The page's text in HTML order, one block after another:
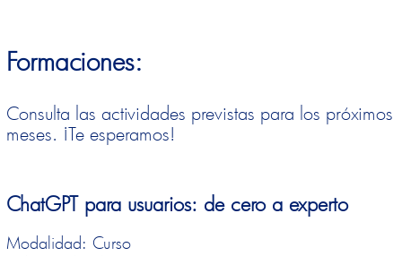
Formaciones:
Consulta las actividades previstas para los próximos
meses. ¡Te esperamos!
ChatGPT para usuarios: de cero a experto
Modalidad: Curso